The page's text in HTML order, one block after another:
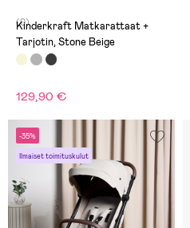
(0)
Kinderkraft Matkarattaat +
Tarjotin, Stone Beige
129,90 €
-35%
Ilmaiset toimituskulut